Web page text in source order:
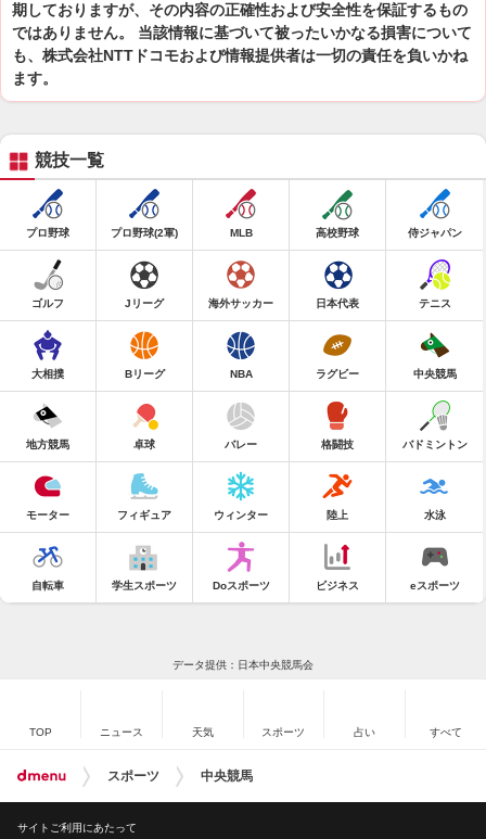
期しておりますが、その内容の正確性および安全性を保証するもの
ではありません。 当該情報に基づいて被ったいかなる損害について
も、株式会社NTTドコモおよび情報提供者は一切の責任を負いかね
ます。
競技一覧
プロ野球 プロ野球(2軍) MLB 高校野球 侍ジャパン
ゴルフ Jリーグ 海外サッカー 日本代表 テニス
大相撲 Bリーグ NBA ラグビー 中央競馬
地方競馬 卓球 バレー 格闘技 バドミントン
モーター フィギュア ウィンター 陸上 水泳
自転車 学生スポーツ Doスポーツ ビジネス eスポーツ
データ提供：日本中央競馬会
TOP ニュース 天気 スポーツ 占い すべて
スポーツ 中央競馬
サイトご利用にあたって